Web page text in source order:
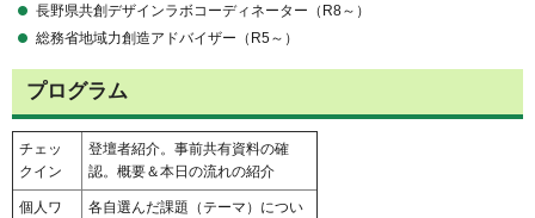
長野県共創デザインラボコーディネーター（R8～）
総務省地域⼒創造アドバイザー（R5～）
プログラム
チェッ
クイン
登壇者紹介。事前共有資料の確
認。概要＆本日の流れの紹介
個人ワ
各自選んだ課題（テーマ）につい